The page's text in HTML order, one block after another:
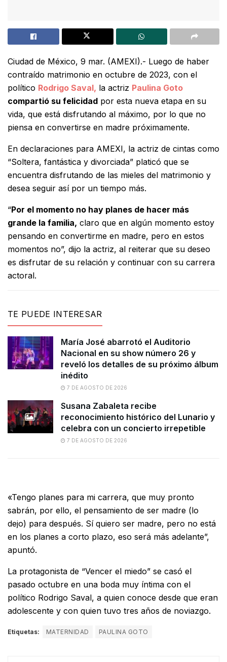
Ciudad de México, 9 mar. (AMEXI).- Luego de haber
contraído matrimonio en octubre de 2023, con el
político Rodrigo Saval, la actriz Paulina Goto
compartió su felicidad por esta nueva etapa en su
vida, que está disfrutando al máximo, por lo que no
piensa en convertirse en madre próximamente.
En declaraciones para AMEXI, la actriz de cintas como
“Soltera, fantástica y divorciada” platicó que se
encuentra disfrutando de las mieles del matrimonio y
desea seguir así por un tiempo más.
“Por el momento no hay planes de hacer más
grande la familia, claro que en algún momento estoy
pensando en convertirme en madre, pero en estos
momentos no”, dijo la actriz, al reiterar que su deseo
es disfrutar de su relación y continuar con su carrera
actoral.
TE PUEDE INTERESAR
María José abarrotó el Auditorio
Nacional en su show número 26 y
reveló los detalles de su próximo álbum
inédito
7 DE AGOSTO DE 2026
Susana Zabaleta recibe
reconocimiento histórico del Lunario y
celebra con un concierto irrepetible
7 DE AGOSTO DE 2026
«Tengo planes para mi carrera, que muy pronto
sabrán, por ello, el pensamiento de ser madre (lo
dejo) para después. Sí quiero ser madre, pero no está
en los planes a corto plazo, eso será más adelante”,
apuntó.
La protagonista de “Vencer el miedo” se casó el
pasado octubre en una boda muy íntima con el
político Rodrigo Saval, a quien conoce desde que eran
adolescente y con quien tuvo tres años de noviazgo.
Etiquetas: MATERNIDAD PAULINA GOTO